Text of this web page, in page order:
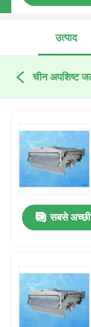
उत्पाद
चीन अपशिष्ट
सबसे